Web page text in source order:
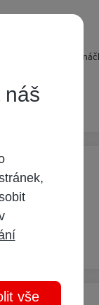
EMTA, můžu to
náš
vše